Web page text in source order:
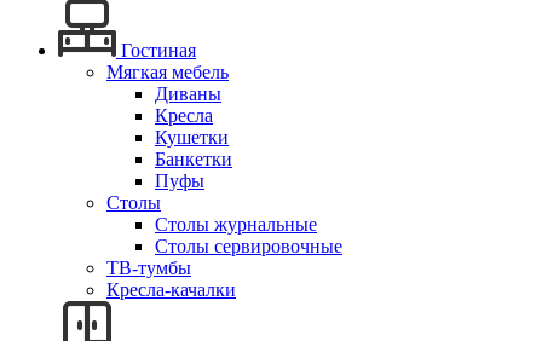
Гостиная
Мягкая мебель
Диваны
Кресла
Кушетки
Банкетки
Пуфы
Столы
Столы журнальные
Столы сервировочные
ТВ-тумбы
Кресла-качалки